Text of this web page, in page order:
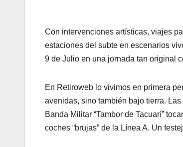
Con intervenciones artísticas, viajes
estaciones del subte en escenarios
9 de Julio en una jornada tan original
En Retiroweb lo vivimos en primera
avenidas, sino también bajo tierra.
Banda Militar “Tambor de Tacuarí”
coches “brujas” de la Línea A. Un